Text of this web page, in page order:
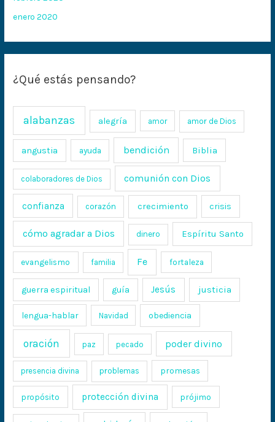
enero 2020
¿Qué estás pensando?
alabanzas alegría amor amor de Dios
angustia ayuda bendición Biblia
colaboradores de Dios comunión con Dios
confianza corazón crecimiento crisis
cómo agradar a Dios dinero Espíritu Santo
evangelismo familia Fe fortaleza
guerra espiritual guía Jesús justicia
lengua-hablar Navidad obediencia
oración paz pecado poder divino
presencia divina problemas promesas
propósito protección divina prójimo